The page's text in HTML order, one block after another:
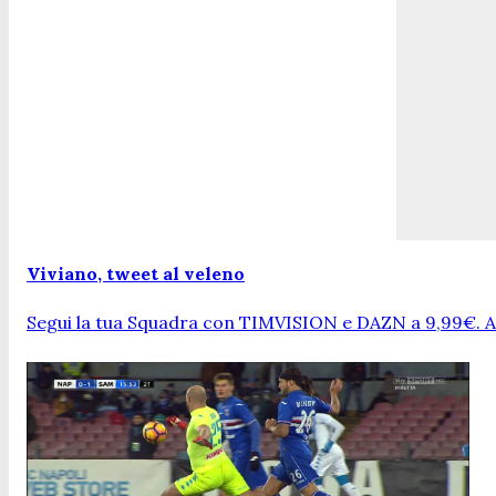
Viviano, tweet al veleno
Segui la tua Squadra con TIMVISION e DAZN a 9,99€.